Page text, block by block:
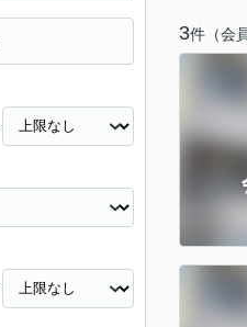
3件（会